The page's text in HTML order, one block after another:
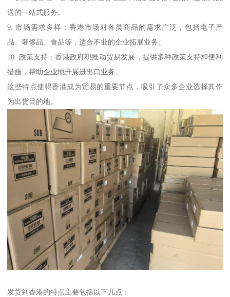
送的一站式服务。
9. 市场需求多样：香港市场对各类商品的需求广泛，包括电子产
品、奢侈品、食品等，适合不业的企业拓展业务。
10. 政策支持：香港政府积推动贸易发展，提供多种政策支持和便利
措施，帮助企业地开展进出口业务。
这些特点使得香港成为贸易的重要节点，吸引了众多企业选择其作
为出货目的地。
发货到香港的特点主要包括以下几点：